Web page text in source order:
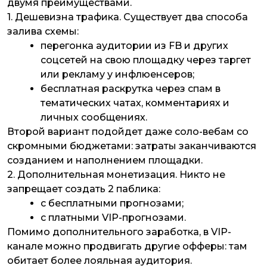
двумя преимуществами.
1. Дешевизна трафика. Существует два способа
залива схемы:
перегонка аудитории из FB и других
соцсетей на свою площадку через таргет
или рекламу у инфлюенсеров;
бесплатная раскрутка через спам в
тематических чатах, комментариях и
личных сообщениях.
Второй вариант подойдет даже соло-вебам со
скромными бюджетами: затраты заканчиваются
созданием и наполнением площадки.
2. Дополнительная монетизация. Никто не
запрещает создать 2 паблика:
с бесплатными прогнозами;
с платными VIP-прогнозами.
Помимо дополнительного заработка, в VIP-
канале можно продвигать другие офферы: там
обитает более лояльная аудитория.